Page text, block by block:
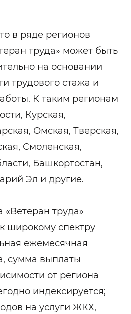
в ряде регионов
труда» может быть
на основании
трудового стажа и
К таким регионам
Курская,
Омская, Тверская,
Смоленская,
Башкортостан,
Эл и другие.
«Ветеран труда»
широкому спектру
ежемесячная
сумма выплаты
от региона
индексируется;
на услуги ЖКХ,